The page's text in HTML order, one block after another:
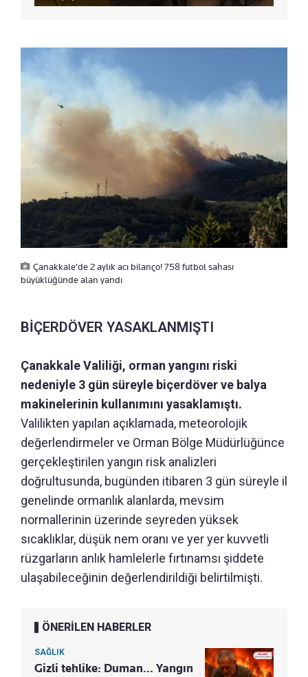
Çanakkale’de 2 aylık acı bilanço! 758 futbol sahası
büyüklüğünde alan yandı
BİÇERDÖVER YASAKLANMIŞTI
Çanakkale Valiliği, orman yangını riski
nedeniyle 3 gün süreyle biçerdöver ve balya
makinelerinin kullanımını yasaklamıştı.
Valilikten yapılan açıklamada, meteorolojik
değerlendirmeler ve Orman Bölge Müdürlüğünce
gerçekleştirilen yangın risk analizleri
doğrultusunda, bugünden itibaren 3 gün süreyle il
genelinde ormanlık alanlarda, mevsim
normallerinin üzerinde seyreden yüksek
sıcaklıklar, düşük nem oranı ve yer yer kuvvetli
rüzgarların anlık hamlelerle fırtınamsı şiddete
ulaşabileceğinin değerlendirildiği belirtilmişti.
ÖNERİLEN HABERLER
SAĞLIK
Gizli tehlike: Duman... Yangın